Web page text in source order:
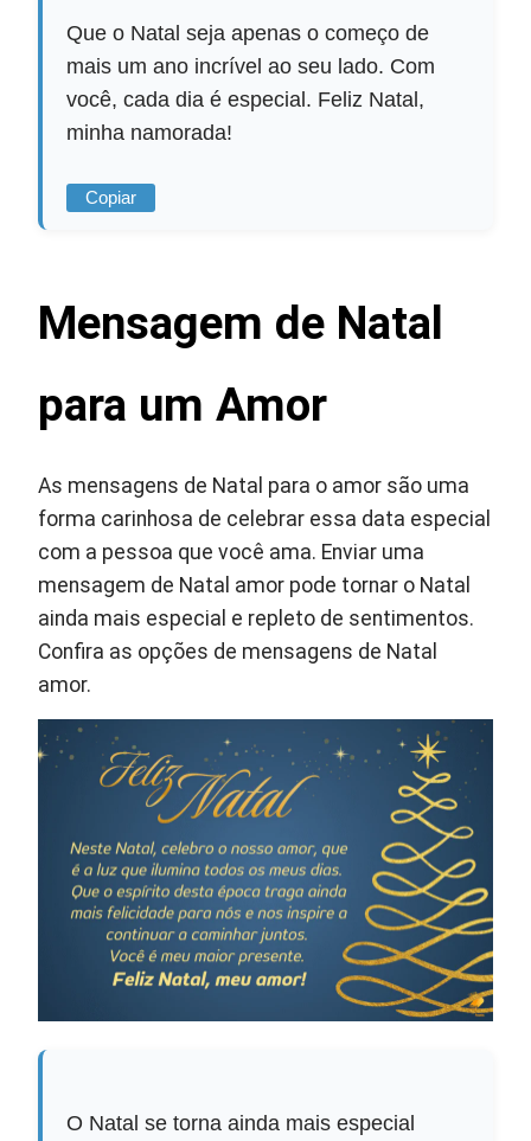
Que o Natal seja apenas o começo de
mais um ano incrível ao seu lado. Com
você, cada dia é especial. Feliz Natal,
minha namorada!
Copiar
Mensagem de Natal
para um Amor
As mensagens de Natal para o amor são uma
forma carinhosa de celebrar essa data especial
com a pessoa que você ama. Enviar uma
mensagem de Natal amor pode tornar o Natal
ainda mais especial e repleto de sentimentos.
Confira as opções de mensagens de Natal
amor.
O Natal se torna ainda mais especial